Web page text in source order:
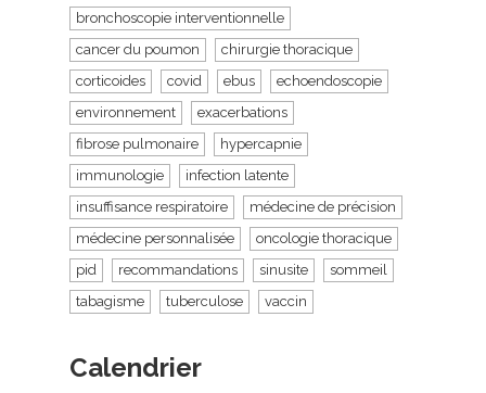
bronchoscopie interventionnelle
cancer du poumon
chirurgie thoracique
corticoides
covid ebus
echoendoscopie
environnement
exacerbations
fibrose pulmonaire
hypercapnie
immunologie
infection latente
insuffisance respiratoire
médecine de précision
médecine personnalisée
oncologie thoracique
pid
recommandations sinusite
sommeil
tabagisme
tuberculose vaccin
Calendrier